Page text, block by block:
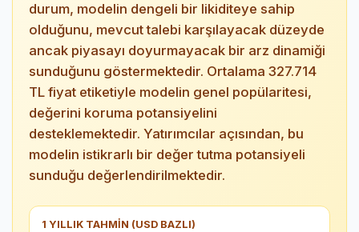
durum, modelin dengeli bir likiditeye sahip
olduğunu, mevcut talebi karşılayacak düzeyde
ancak piyasayı doyurmayacak bir arz dinamiği
sunduğunu göstermektedir. Ortalama 327.714
TL fiyat etiketiyle modelin genel popülaritesi,
değerini koruma potansiyelini
desteklemektedir. Yatırımcılar açısından, bu
modelin istikrarlı bir değer tutma potansiyeli
sunduğu değerlendirilmektedir.
1 YILLIK TAHMİN (USD BAZLI)